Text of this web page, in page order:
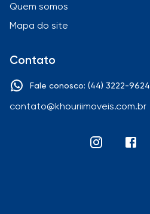
Quem somos
Mapa do site
Contato
Fale conosco: (44) 3222-9624
contato@khouriimoveis.com.br